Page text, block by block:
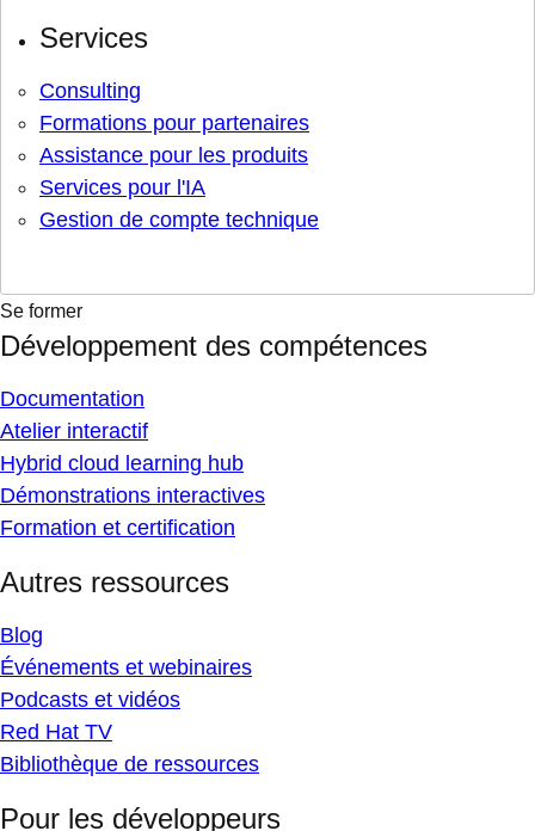
Services
Consulting
Formations pour partenaires
Assistance pour les produits
Services pour l'IA
Gestion de compte technique
Se former
Développement des compétences
Documentation
Atelier interactif
Hybrid cloud learning hub
Démonstrations interactives
Formation et certification
Autres ressources
Blog
Événements et webinaires
Podcasts et vidéos
Red Hat TV
Bibliothèque de ressources
Pour les développeurs